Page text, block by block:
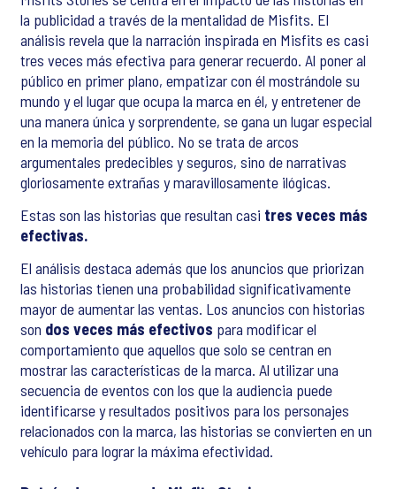
la publicidad a través de la mentalidad de Misfits. El
análisis revela que la narración inspirada en Misfits es casi
tres veces más efectiva para generar recuerdo. Al poner al
público en primer plano, empatizar con él mostrándole su
mundo y el lugar que ocupa la marca en él, y entretener de
una manera única y sorprendente, se gana un lugar especial
en la memoria del público. No se trata de arcos
argumentales predecibles y seguros, sino de narrativas
gloriosamente extrañas y maravillosamente ilógicas.
Estas son las historias que resultan casi tres veces más
efectivas.
El análisis destaca además que los anuncios que priorizan
las historias tienen una probabilidad significativamente
mayor de aumentar las ventas. Los anuncios con historias
son dos veces más efectivos para modificar el
comportamiento que aquellos que solo se centran en
mostrar las características de la marca. Al utilizar una
secuencia de eventos con los que la audiencia puede
identificarse y resultados positivos para los personajes
relacionados con la marca, las historias se convierten en un
vehículo para lograr la máxima efectividad.